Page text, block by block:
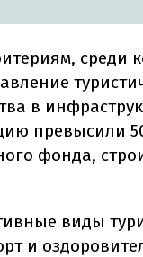
среди
в
превысили
фонда,
виды
и